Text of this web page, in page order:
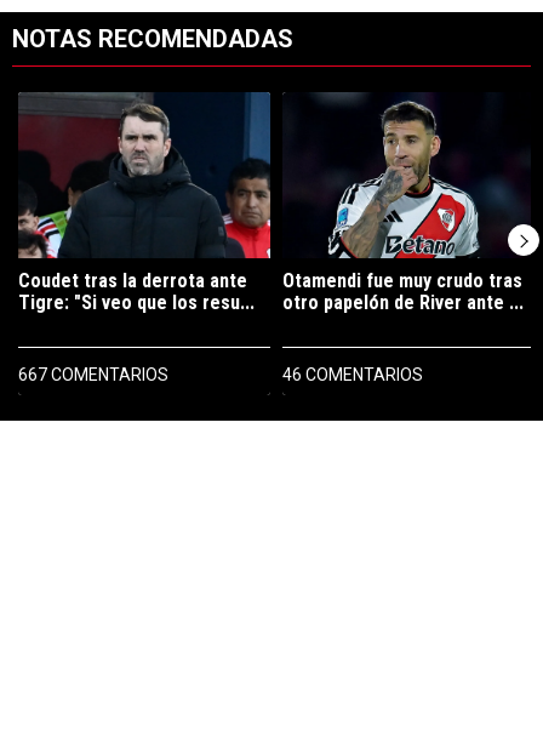
NOTAS RECOMENDADAS
Un artículo de tendencia con el título "Coudet tras la derrota ante
Coudet tras la derrota ante
Tigre: "Si veo que los resu...
667 COMENTARIOS
Un artículo de tendencia con el
Otamendi fue muy crudo tras
otro papelón de River ante ...
46 COMENTARIOS